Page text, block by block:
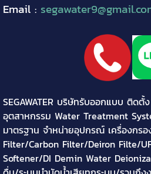
Email :
SEGAWATER บริษัทรับออกแบบ ติดตั้
อุตสาหกรรม Water Treatment
มาตรฐาน จำหน่ายอุปกรณ์ เครื่องกร
Filter/Carbon Filter/Deiron Filte/
Softener/DI Demin Water